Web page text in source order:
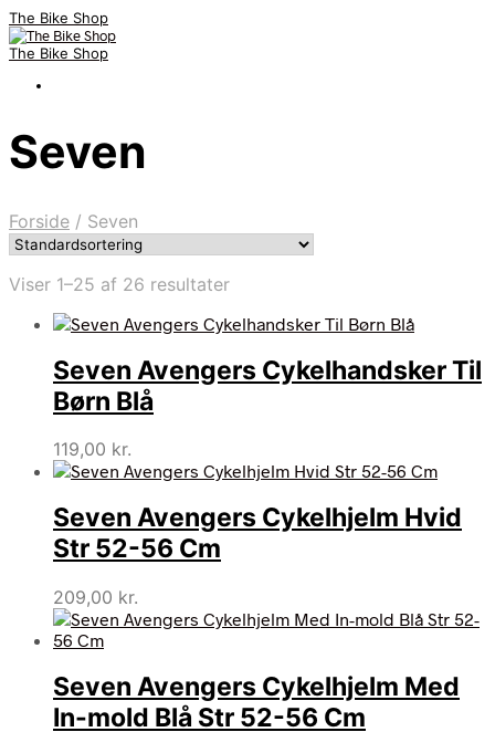
The Bike Shop
The Bike Shop
Seven
Forside / Seven
Viser 1–25 af 26 resultater
Seven Avengers Cykelhandsker Til
Børn Blå
119,00 kr.
Seven Avengers Cykelhjelm Hvid
Str 52-56 Cm
209,00 kr.
Seven Avengers Cykelhjelm Med
In-mold Blå Str 52-56 Cm